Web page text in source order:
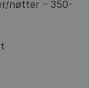
nøtter – 350-